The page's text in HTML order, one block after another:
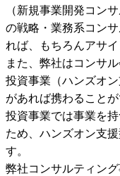
（新規事業開発コン
の戦略・業務系コン
れば、もちろんアサイ
また、弊社はコンサ
投資事業（ハンズオ
があれば携わることが
投資事業では事業を
ため、ハンズオン支
す。
弊社コンサルティン